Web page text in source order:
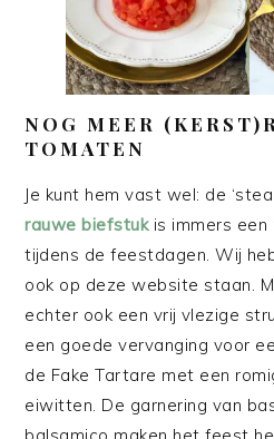
NOG MEER
TOMATEN
Je kunt hem vast wel: de
rauwe biefstukis immers een
tijdens de feestdagen. Wij
ook op deze website staan.
echter ook een vrij vlezige
een goede vervanging voor
de Fake Tartare met een
eiwitten. De garnering van